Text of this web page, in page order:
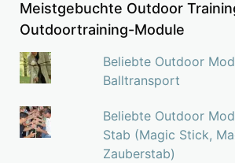
Meistgebuchte Outdoor
Outdoortraining-Module
Beliebte Outdoor
Balltransport
Beliebte Outdoor
Stab (Magic Stick,
Zauberstab)